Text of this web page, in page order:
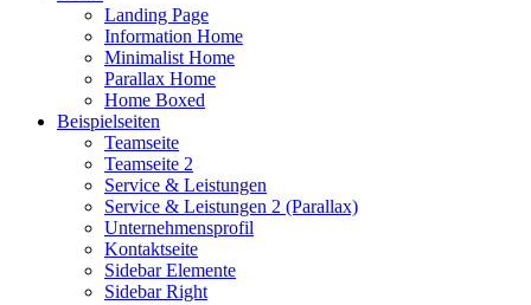
Landing Page
Information Home
Minimalist Home
Parallax Home
Home Boxed
Beispielseiten
Teamseite
Teamseite 2
Service & Leistungen
Service & Leistungen 2 (Parallax)
Unternehmensprofil
Kontaktseite
Sidebar Elemente
Sidebar Right